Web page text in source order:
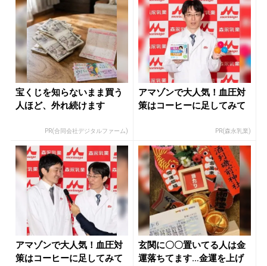
宝くじを知らないまま買う
人ほど、外れ続けます
PR(合同会社デジタルファーム)
アマゾンで大人気！血圧対
策はコーヒーに足してみて
PR(森永乳業)
アマゾンで大人気！血圧対
策はコーヒーに足してみて
玄関に〇〇置いてる人は金
運落ちてます…金運を上げ